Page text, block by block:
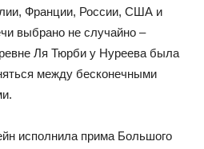
Франции, России, США и
выбрано не случайно –
Ля Тюрби у Нуреева была
между бесконечными
исполнила прима Большого